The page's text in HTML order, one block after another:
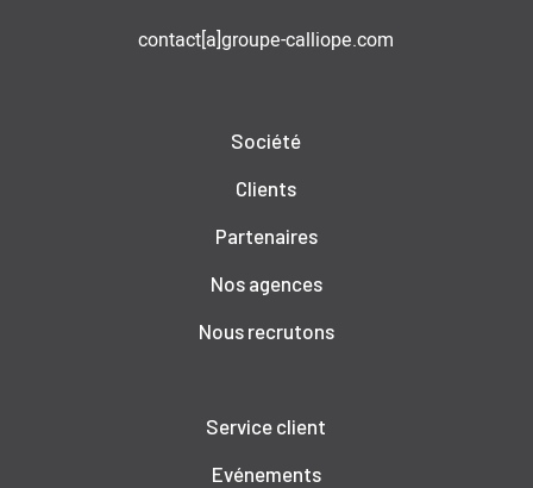
contact[a]groupe-calliope.com
Société
Clients
Partenaires
Nos agences
Nous recrutons
Service client
Evénements